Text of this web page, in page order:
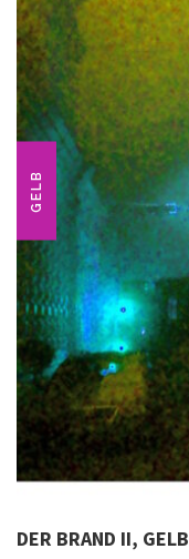
GELB
DER BRAND II, GELB